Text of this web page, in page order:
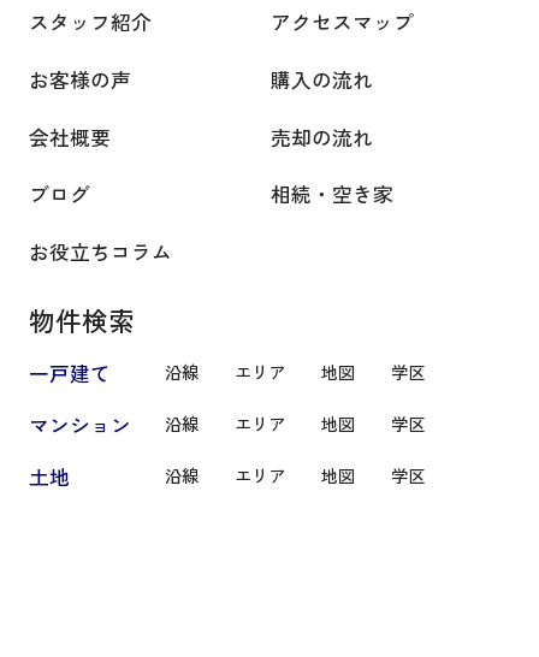
スタッフ紹介
アクセスマップ
お客様の声
購入の流れ
会社概要
売却の流れ
ブログ
相続・空き家
お役立ちコラム
物件検索
一戸建て 沿線 エリア 地図 学区
マンション 沿線 エリア 地図 学区
土地 沿線 エリア 地図 学区